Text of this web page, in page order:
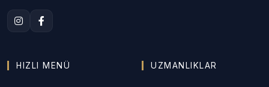
Anlaşmalı veya çekişmeli boşanma, nafaka, velayet
ve ziynet eşyası alacakları davalarında Çorum Aile
HIZLI MENÜ UZMANLIKLAR